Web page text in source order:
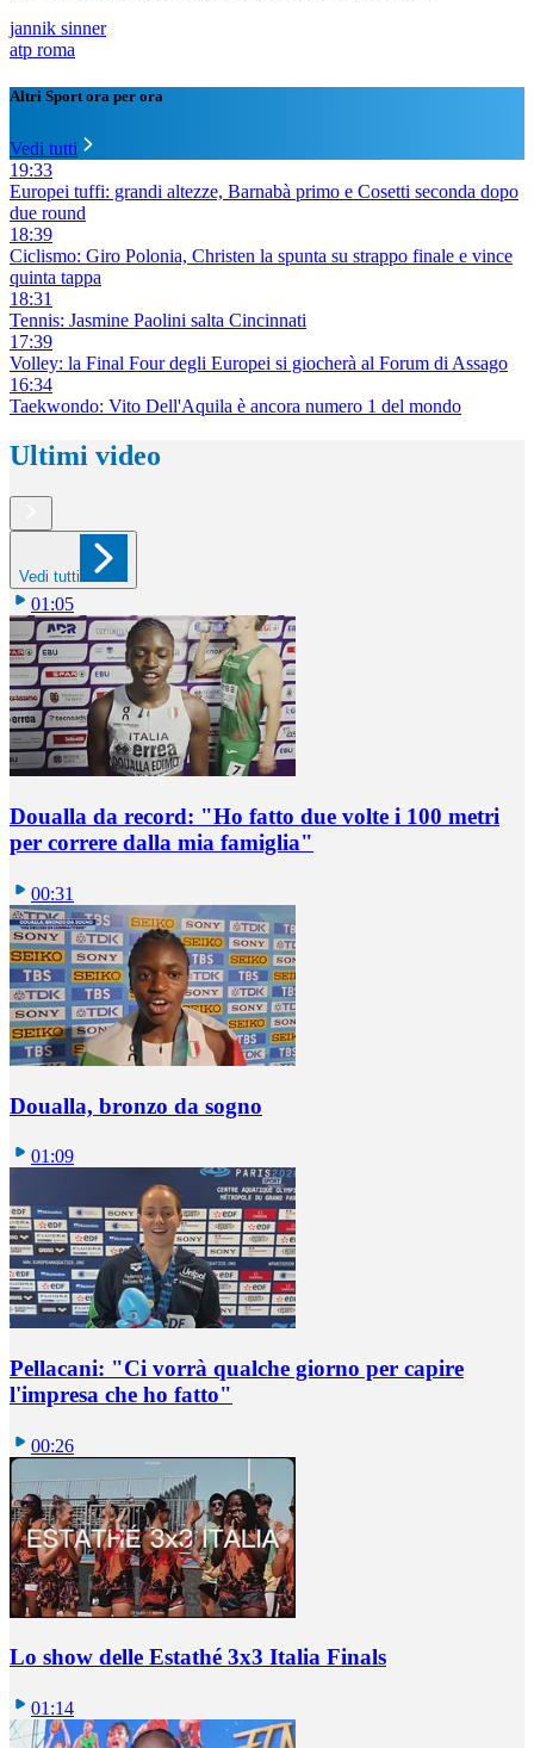
jannik sinner
atp roma
Altri Sport ora per ora
Vedi tutti
19:33
Europei tuffi: grandi altezze, Barnabà primo e Cosetti seconda dopo
due round
18:39
Ciclismo: Giro Polonia, Christen la spunta su strappo finale e vince
quinta tappa
18:31
Tennis: Jasmine Paolini salta Cincinnati
17:39
Volley: la Final Four degli Europei si giocherà al Forum di Assago
16:34
Taekwondo: Vito Dell'Aquila è ancora numero 1 del mondo
Ultimi video
Vedi tutti
01:05
Doualla da record: "Ho fatto due volte i 100 metri
per correre dalla mia famiglia"
00:31
Doualla, bronzo da sogno
01:09
Pellacani: "Ci vorrà qualche giorno per capire
l'impresa che ho fatto"
00:26
Lo show delle Estathé 3x3 Italia Finals
01:14